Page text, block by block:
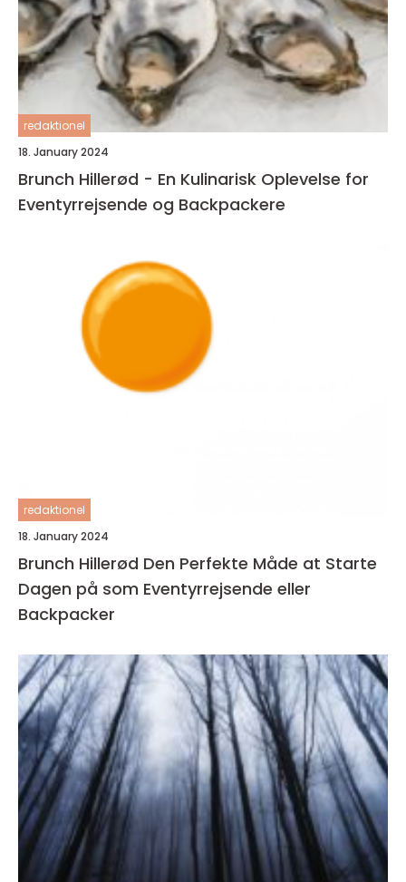
redaktionel
18. January 2024
Brunch Hillerød - En Kulinarisk Oplevelse for
Eventyrrejsende og Backpackere
redaktionel
18. January 2024
Brunch Hillerød Den Perfekte Måde at Starte
Dagen på som Eventyrrejsende eller
Backpacker